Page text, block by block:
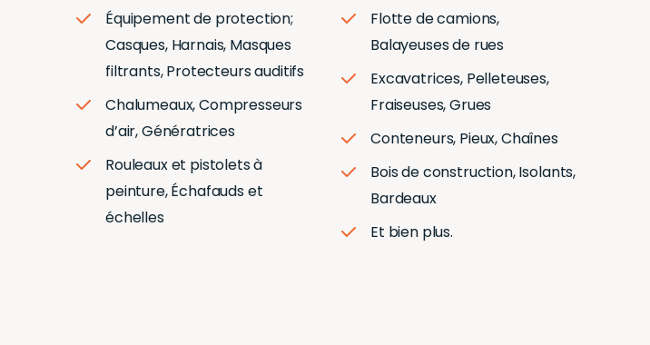
Équipement de protection;
Casques, Harnais, Masques
filtrants, Protecteurs auditifs
Chalumeaux, Compresseurs
d’air, Génératrices
Rouleaux et pistolets à
peinture, Échafauds et
échelles
Flotte de camions,
Balayeuses de rues
Excavatrices, Pelleteuses,
Fraiseuses, Grues
Conteneurs, Pieux, Chaînes
Bois de construction, Isolants,
Bardeaux
Et bien plus.